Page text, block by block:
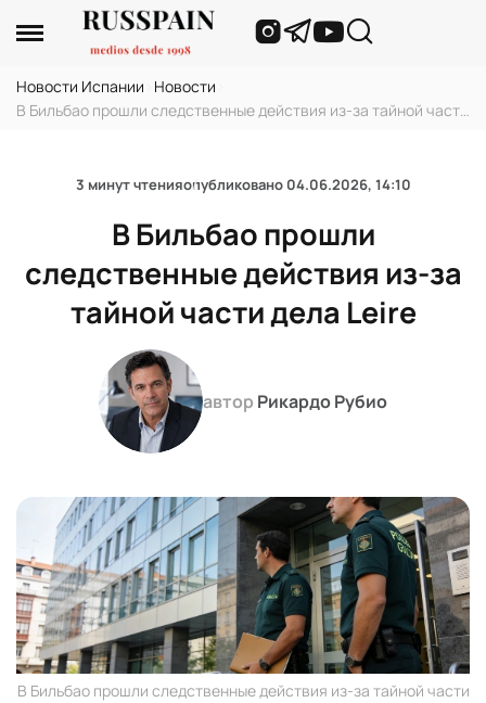
Новости Испании Новости
В Бильбао прошли следственные действия из-за тайной части
3 минут чтенияопубликовано 04.06.2026, 14:10
В Бильбао прошли
следственные действия из-за
тайной части дела Leire
автор Рикардо Рубио
В Бильбао прошли следственные действия из-за тайной части